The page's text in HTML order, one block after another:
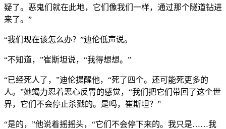
疑了。恶鬼们就在此地，它们像我们一样，通过那个隧道钻进
来了。”
“我们现在该怎么办？”迪伦低声说。
“不知道，”崔斯坦说，“我得想想。”
“已经死人了，”迪伦提醒他，“死了四个。还可能死更多的
人。”她竭力忍着恶心反胃的感觉，“我们把它们带回了这个世
界，它们不会停止杀戮的。是吗，崔斯坦？”
“是的，”他说着摇摇头，“它们不会停下来的。我只是……我